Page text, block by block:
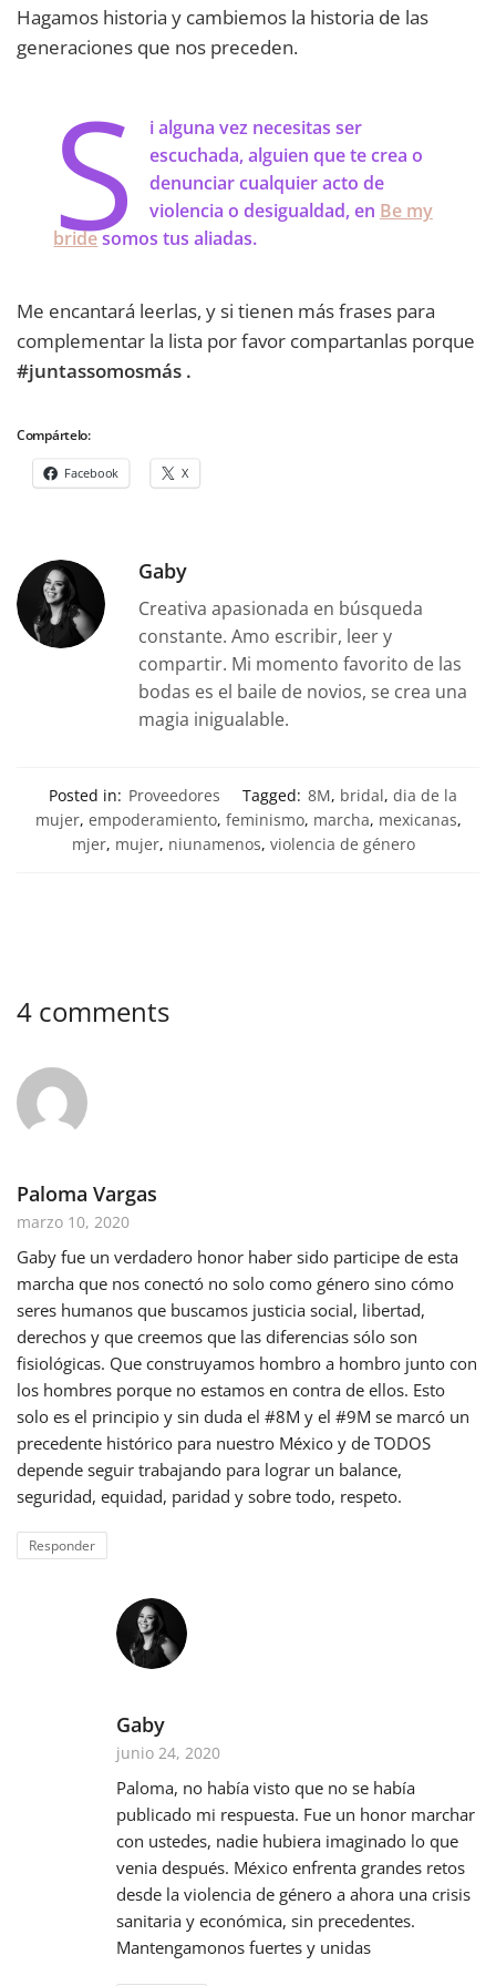
Hagamos historia y cambiemos la historia de las
generaciones que nos preceden.
S
i alguna vez necesitas ser
escuchada, alguien que te crea o
denunciar cualquier acto de
violencia o desigualdad, en Be my
bridesomos tus aliadas.
Me encantará leerlas, y si tienen más frases para
complementar la lista por favor compartanlas porque
#juntassomosmás .
Compártelo:
Facebook X
Gaby
Creativa apasionada en búsqueda
constante. Amo escribir, leer y
compartir. Mi momento favorito de las
bodas es el baile de novios, se crea una
magia inigualable.
Posted in: Proveedores Tagged: 8M, bridal, dia de la
mujer, empoderamiento, feminismo, marcha, mexicanas,
mjer, mujer, niunamenos, violencia de género
4 comments
Paloma Vargas
marzo 10, 2020
Gaby fue un verdadero honor haber sido participe de esta
marcha que nos conectó no solo como género sino cómo
seres humanos que buscamos justicia social, libertad,
derechos y que creemos que las diferencias sólo son
fisiológicas. Que construyamos hombro a hombro junto con
los hombres porque no estamos en contra de ellos. Esto
solo es el principio y sin duda el #8M y el #9M se marcó un
precedente histórico para nuestro México y de TODOS
depende seguir trabajando para lograr un balance,
seguridad, equidad, paridad y sobre todo, respeto.
Responder
Gaby
junio 24, 2020
Paloma, no había visto que no se había
publicado mi respuesta. Fue un honor marchar
con ustedes, nadie hubiera imaginado lo que
venia después. México enfrenta grandes retos
desde la violencia de género a ahora una crisis
sanitaria y económica, sin precedentes.
Mantengamonos fuertes y unidas